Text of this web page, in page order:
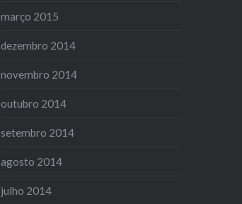
março 2015
dezembro 2014
novembro 2014
outubro 2014
setembro 2014
agosto 2014
julho 2014